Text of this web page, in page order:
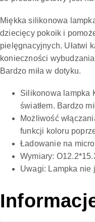
Miękka silikonowa
dziecięcy pokoik i
pielęgnacyjnych. Ułatwi
konieczności
Bardzo miła w dotyku.
Silikonowa lampka
światłem. Bardzo
Możliwość
funkcji koloru
Ładowanie na
Wymiary:
Uwagi: Lampka nie